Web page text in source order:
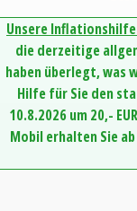
Unsere
die derzeitige
haben überlegt, was
Hilfe für Sie den
10.8.2026 um 20,-
Mobil erhalten Sie